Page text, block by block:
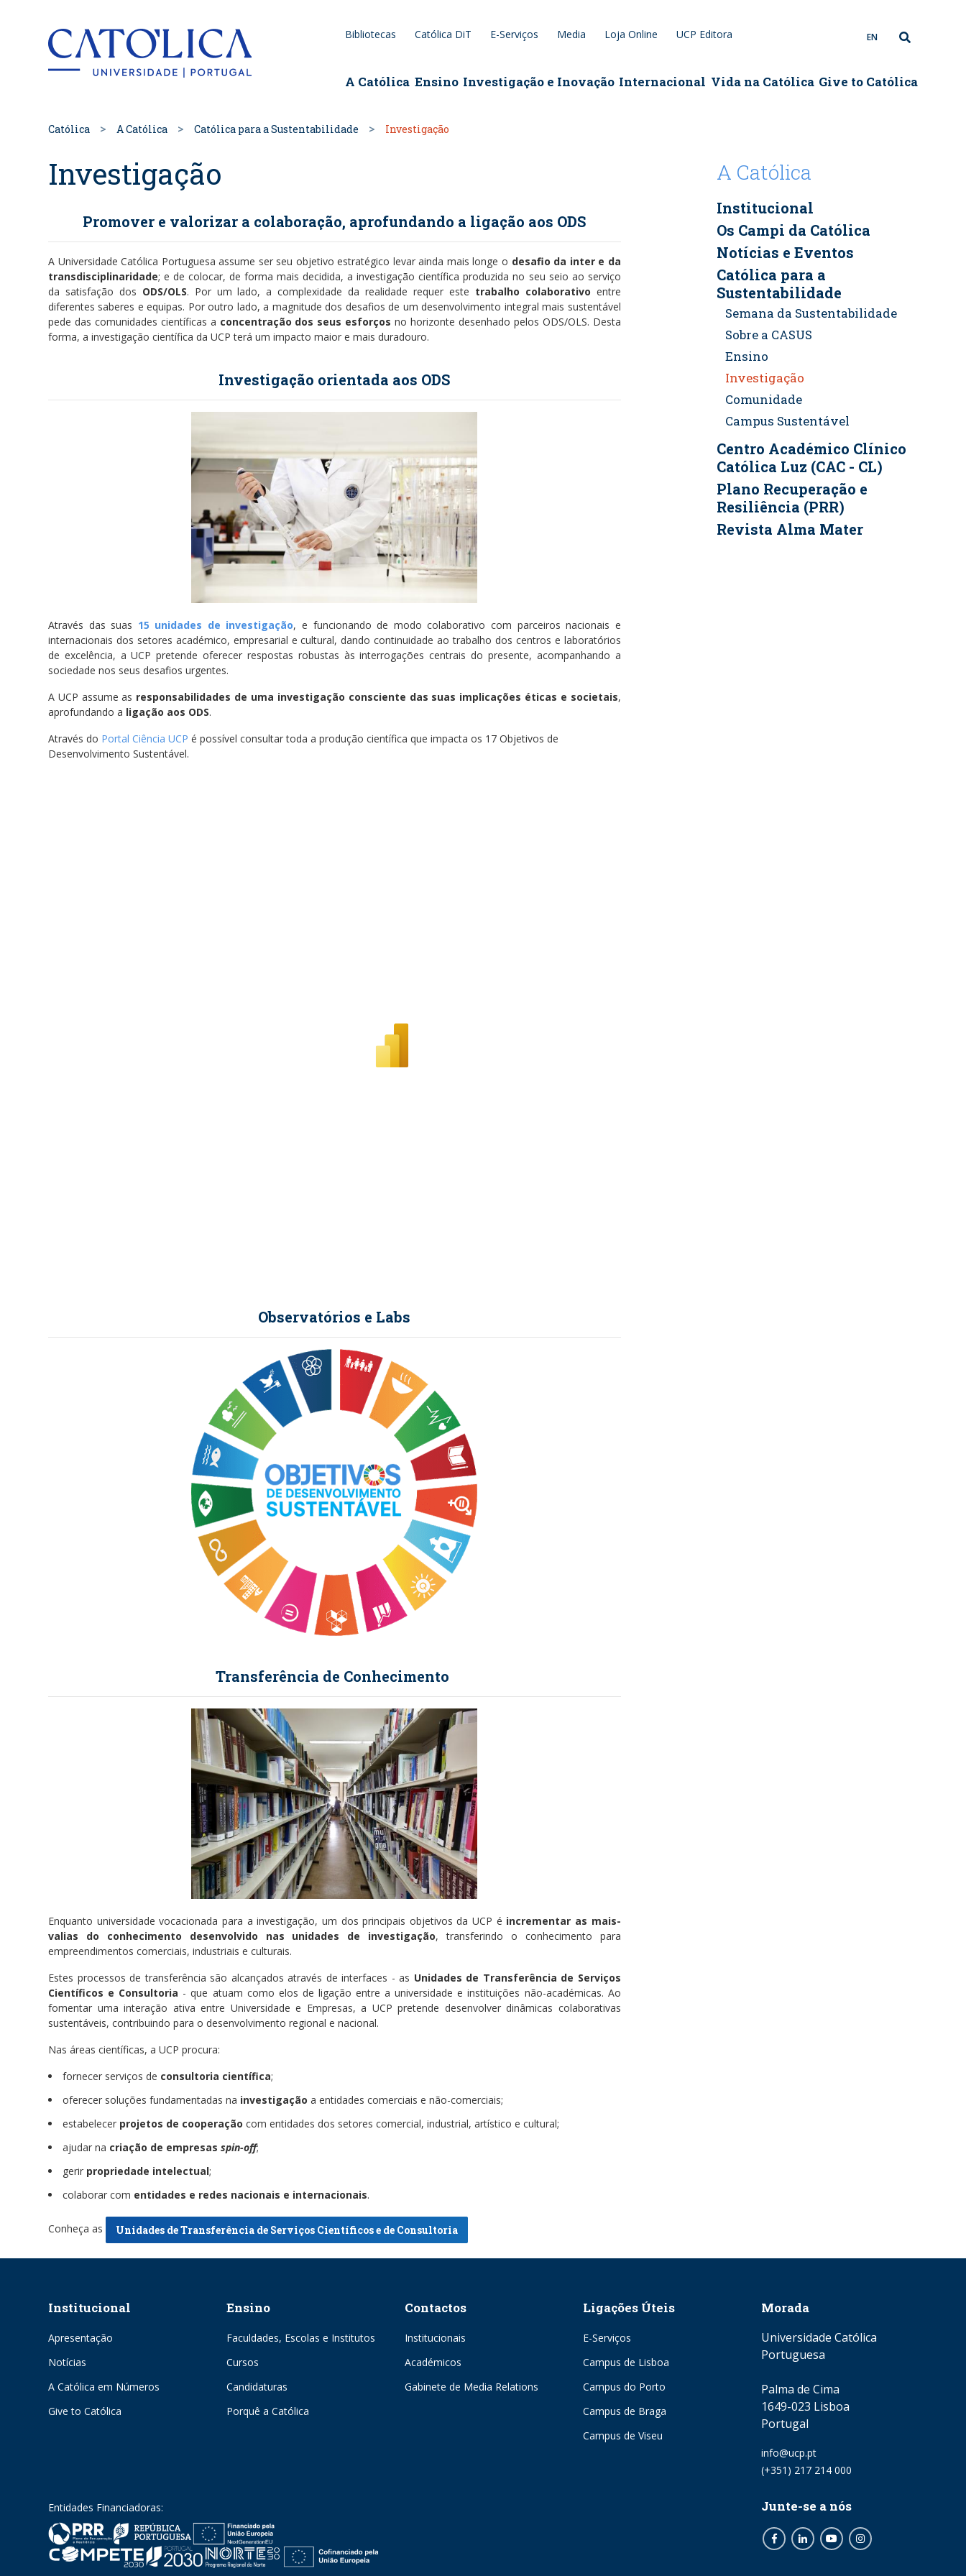
Back to homepageBibliotecas Católica DiT E-Serviços Media Loja Online UCP Editora EN
A Católica Ensino Investigação e Inovação Internacional Vida na Católica Give to Católica
Católica A Católica Católica para a Sustentabilidade Investigação
Investigação
Promover e valorizar a colaboração, aprofundando a ligação aos ODS
A Universidade Católica Portuguesa assume ser seu objetivo estratégico levar ainda mais longe o desafio da inter e da
transdisciplinaridade; e de colocar, de forma mais decidida, a investigação científica produzida no seu seio ao serviço
da satisfação dos ODS/OLS. Por um lado, a complexidade da realidade requer este trabalho colaborativo entre
diferentes saberes e equipas. Por outro lado, a magnitude dos desafios de um desenvolvimento integral mais sustentável
pede das comunidades científicas a concentração dos seus esforços no horizonte desenhado pelos ODS/OLS. Desta
forma, a investigação científica da UCP terá um impacto maior e mais duradouro.
Investigação orientada aos ODS
Através das suas 15 unidades de investigação, e funcionando de modo colaborativo com parceiros nacionais e
internacionais dos setores académico, empresarial e cultural, dando continuidade ao trabalho dos centros e laboratórios
de excelência, a UCP pretende oferecer respostas robustas às interrogações centrais do presente, acompanhando a
sociedade nos seus desafios urgentes.
A UCP assume as responsabilidades de uma investigação consciente das suas implicações éticas e societais,
aprofundando a ligação aos ODS.
Através do Portal Ciência UCP é possível consultar toda a produção científica que impacta os 17 Objetivos de
Desenvolvimento Sustentável.
Observatórios e Labs
Transferência de Conhecimento
Enquanto universidade vocacionada para a investigação, um dos principais objetivos da UCP é incrementar as mais-
valias do conhecimento desenvolvido nas unidades de investigação, transferindo o conhecimento para
empreendimentos comerciais, industriais e culturais.
Estes processos de transferência são alcançados através de interfaces - as Unidades de Transferência de Serviços
Científicos e Consultoria - que atuam como elos de ligação entre a universidade e instituições não-académicas. Ao
fomentar uma interação ativa entre Universidade e Empresas, a UCP pretende desenvolver dinâmicas colaborativas
sustentáveis, contribuindo para o desenvolvimento regional e nacional.
Nas áreas científicas, a UCP procura:
fornecer serviços de consultoria científica;
oferecer soluções fundamentadas na investigação a entidades comerciais e não-comerciais;
estabelecer projetos de cooperação com entidades dos setores comercial, industrial, artístico e cultural;
ajudar na criação de empresas spin-off;
gerir propriedade intelectual;
colaborar com entidades e redes nacionais e internacionais.
Conheça as Unidades de Transferência de Serviços Científicos e de Consultoria
A Católica
Institucional
Os Campi da Católica
Notícias e Eventos
Católica para a
Sustentabilidade
Semana da Sustentabilidade
Sobre a CASUS
Ensino
Investigação
Comunidade
Campus Sustentável
Centro Académico Clínico
Católica Luz (CAC - CL)
Plano Recuperação e
Resiliência (PRR)
Revista Alma Mater
Institucional
Apresentação
Notícias
A Católica em Números
Give to Católica
Ensino
Faculdades, Escolas e Institutos
Cursos
Candidaturas
Porquê a Católica
Contactos
Institucionais
Académicos
Gabinete de Media Relations
Ligações Úteis
E-Serviços
Campus de Lisboa
Campus do Porto
Campus de Braga
Campus de Viseu
Morada
Universidade Católica
Portuguesa
Palma de Cima
1649-023 Lisboa
Portugal
Email
info@ucp.pt
Phone
(+351) 217 214 000
Junte-se a nós
FacebookLinkedInYoutubeInstagram
Entidades Financiadoras: